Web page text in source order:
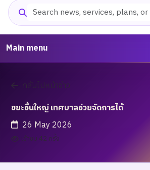
Search website
Main menu
กลับไปหน้าข่าว
ขยะชิ้นใหญ่ เทศบาลช่วยจัดการได้
26 May 2026
เข้าชม 42 ครั้ง